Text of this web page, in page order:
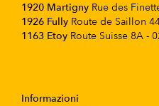
1920 Martigny Rue des
1926 Fully Route de Saillon
1163 Etoy Route Suisse 8A -
Informazioni